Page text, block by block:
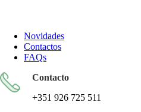
Novidades
Contactos
FAQs
Contacto
+351 926 725 511